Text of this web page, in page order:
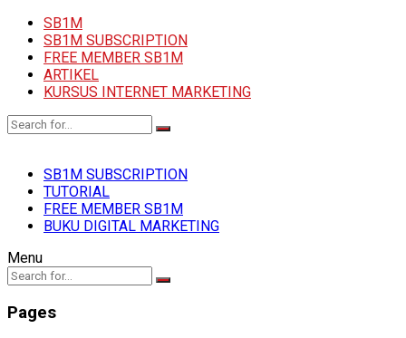
SB1M
SB1M SUBSCRIPTION
FREE MEMBER SB1M
ARTIKEL
KURSUS INTERNET MARKETING
SB1M SUBSCRIPTION
TUTORIAL
FREE MEMBER SB1M
BUKU DIGITAL MARKETING
Menu
Pages